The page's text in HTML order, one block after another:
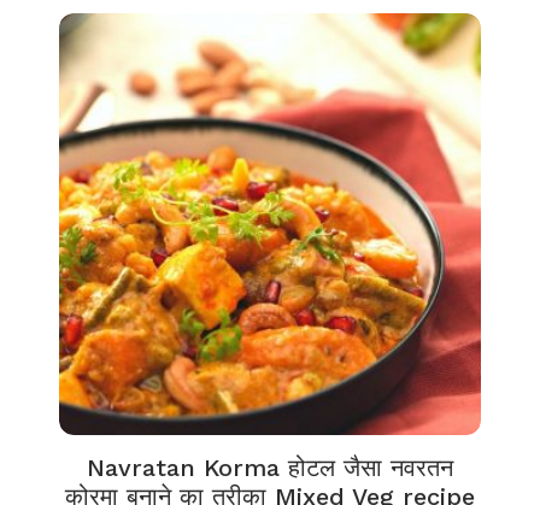
Navratan Korma होटल जैसा नवरतन
कोरमा बनाने का तरीका Mixed Veg recipe